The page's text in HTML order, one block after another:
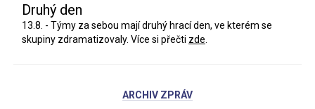
Druhý den
13.8. - Týmy za sebou mají druhý hrací den, ve kterém se
skupiny zdramatizovaly. Více si přečti zde
ARCHIV ZPRÁV